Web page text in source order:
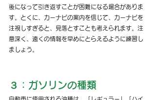
後になって引き返すことが困難になる場合がありま
す。とくに、カーナビの案内を信じて、カーナビを
注視しすぎると、見落とすことも考えられます。注
意深く、遠くの情報を早めにとらえるように練習し
ましょう。
３：ガソリンの種類